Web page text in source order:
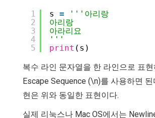
1
2
3
4
5
s =
'''아리랑
아리랑
아라리요
'''
print (s)
복수 라인 문자열을 한 라인으로 표
Escape Sequence (\n)를 사용하면 된
현은 위와 동일한 표현이다.
실제 리눅스나 Mac OS에서는